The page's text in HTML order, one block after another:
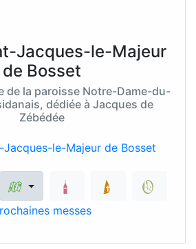
Jacques-le-Majeur
de Bosset
de la paroisse Notre-Dame-du-
dédiée à Jacques de
Zébédée
messes